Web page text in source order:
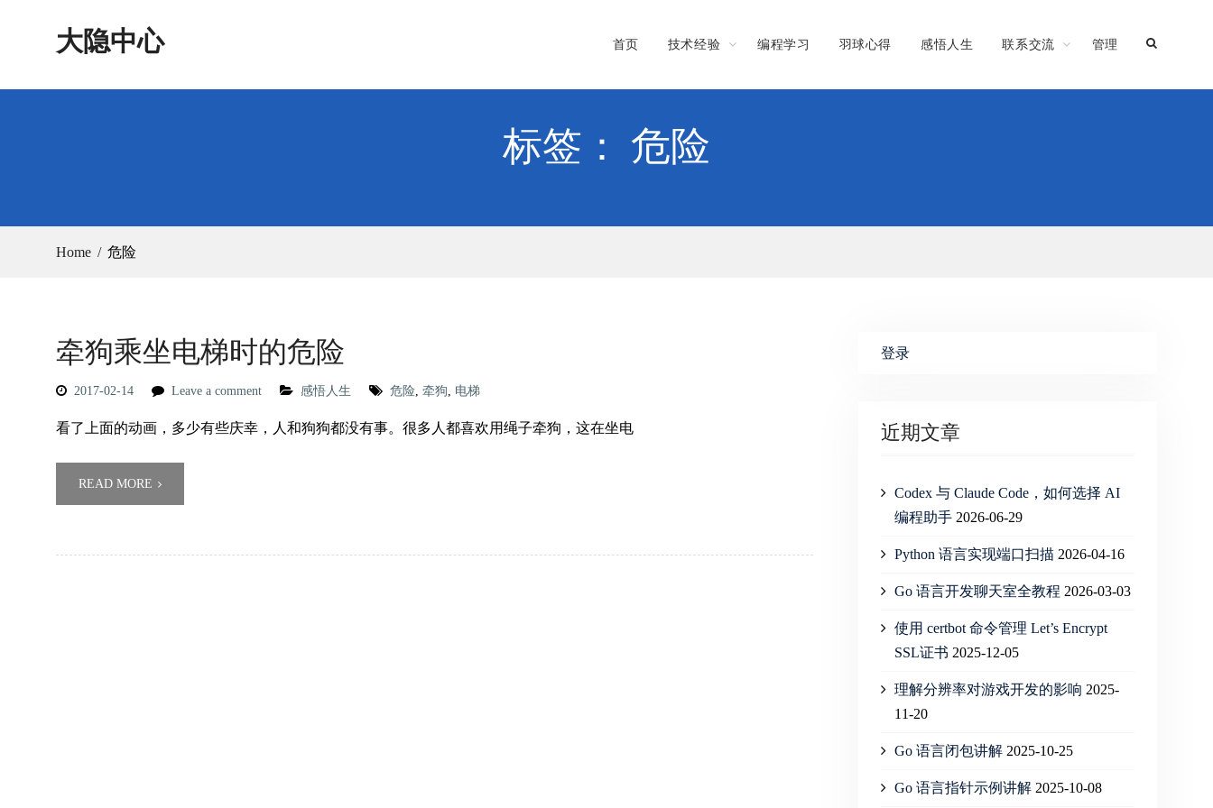
大隐中心 首页 技术经验 编程学习 羽球心得 感悟人生 联系交流 管理
标签： 危险
Home 危险
牵狗乘坐电梯时的危险
2017-02-14 Leave a comment 感悟人生 危险, 牵狗, 电梯
看了上面的动画，多少有些庆幸，人和狗狗都没有事。很多人都喜欢用绳子牵狗，这在坐电
READ MORE
登录
近期文章
Codex 与 Claude Code，如何选择 AI
编程助手 2026-06-29
Python 语言实现端口扫描 2026-04-16
Go 语言开发聊天室全教程 2026-03-03
使用 certbot 命令管理 Let’s Encrypt
SSL证书 2025-12-05
理解分辨率对游戏开发的影响 2025-
11-20
Go 语言闭包讲解 2025-10-25
Go 语言指针示例讲解 2025-10-08